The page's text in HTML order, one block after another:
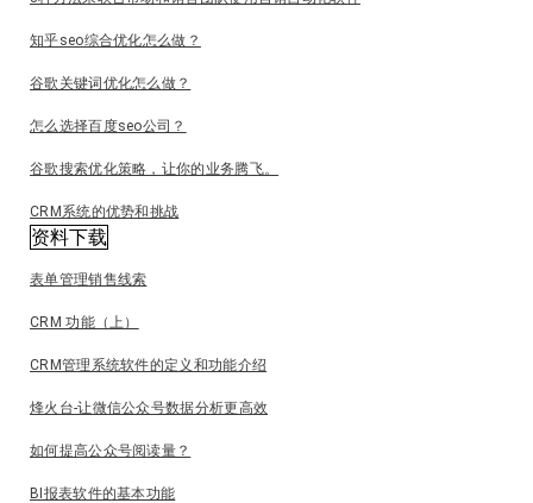
知乎seo综合优化怎么做？
谷歌关键词优化怎么做？
怎么选择百度seo公司？
谷歌搜索优化策略，让你的业务腾飞。
CRM系统的优势和挑战
资料下载
表单管理销售线索
CRM 功能（上）
CRM管理系统软件的定义和功能介绍
烽火台-让微信公众号数据分析更高效
如何提高公众号阅读量？
BI报表软件的基本功能